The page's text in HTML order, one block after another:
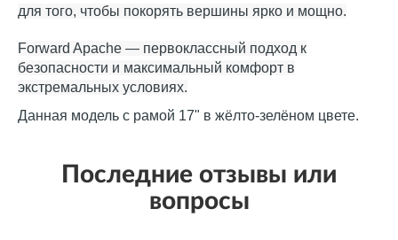
для того, чтобы покорять вершины ярко и мощно.
Forward Apache — первоклассный подход к
безопасности и максимальный комфорт в
экстремальных условиях.
Данная модель с рамой 17" в жёлто-зелёном цвете.
Последние отзывы или
вопросы